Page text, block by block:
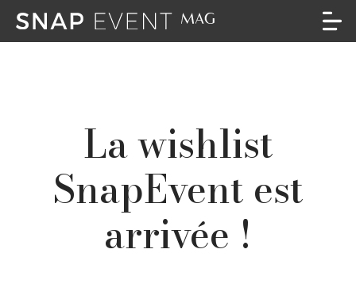
La wishlist
SnapEvent est
arrivée !